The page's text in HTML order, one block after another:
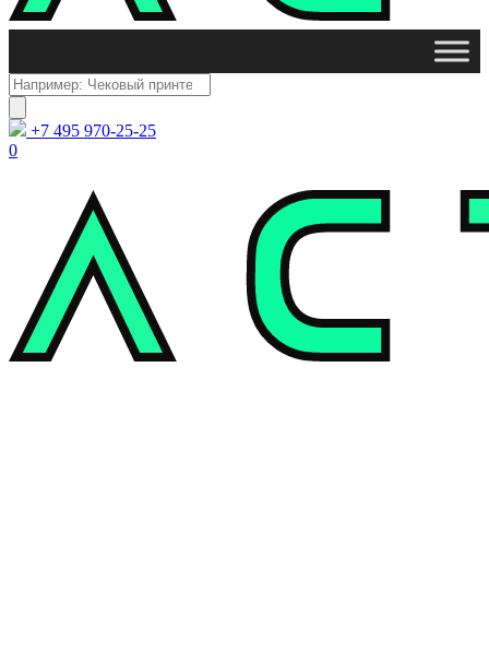
Поиск
товаров
+7 495 970-25-25
0